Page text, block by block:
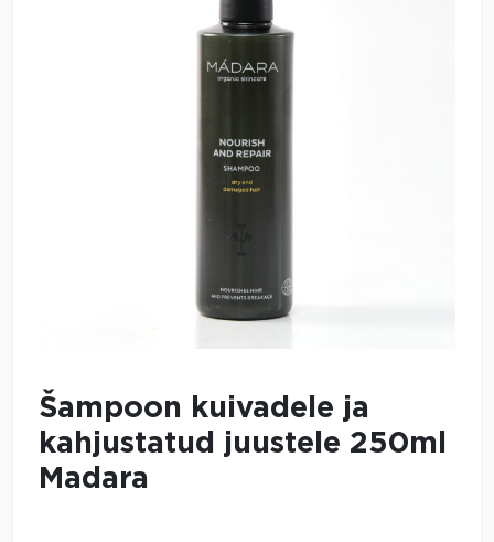
Šampoon kuivadele ja
kahjustatud juustele 250ml
Madara